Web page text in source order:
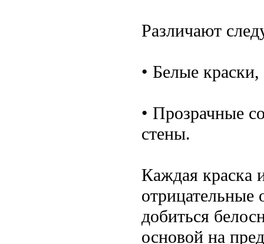
Различают
• Белые
• Прозрачные
стены.
Каждая краска
добиться
основой на